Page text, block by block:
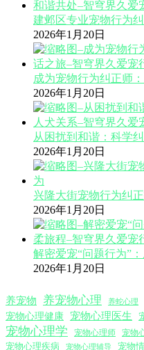
建邺区专业宠物行为
2026年1月20日
成为宠物行为纠正师
2026年1月20日
从困扰到和谐：科学
2026年1月20日
兴隆大街宠物行为纠
2026年1月20日
解密爱宠“问题行为”
2026年1月20日
养宠物 养宠物心理 养蛇心理
宠物心理健康 宠物心理医生
宠物心理学 宠物心理师 宠物
宠物心理疾病
宠物心理辅导 宠物